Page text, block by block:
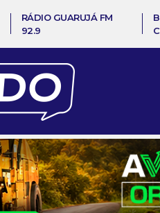
RÁDIO GUARUJÁ FM
92.9